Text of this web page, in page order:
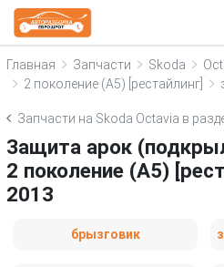
Главная Запчасти Skoda
2 поколение (A5) [рестайлинг]
Запчасти на Skoda Octavia в
Защита арок
2 поколение (A5)
2013
брызговик